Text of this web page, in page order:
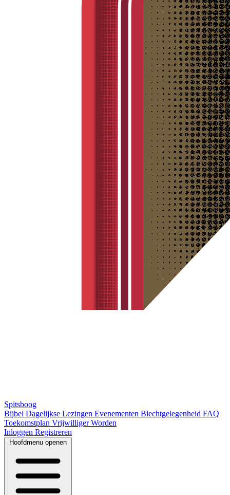
Spitsboog
Bijbel Dagelijkse Lezingen Evenementen Biechtgelegenheid FAQ
Toekomstplan Vrijwilliger Worden
Inloggen Registreren
Hoofdmenu openen